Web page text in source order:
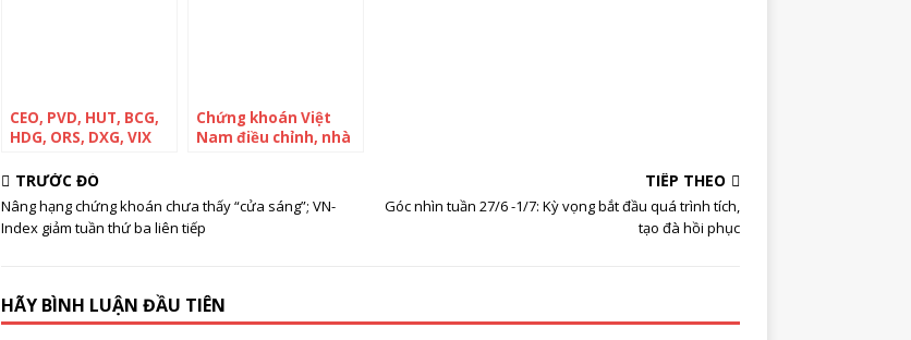
CEO, PVD, HUT, BCG,
HDG, ORS, DXG, VIX
ETF trong kỳ cơ cấu
quý 1, tỷ trọng cổ
phiếu Việt Nam tăng
lên mức kỷ lục 83,5%
Chứng khoán Việt
Nam điều chỉnh, nhà
Diamond ETF
TRƯỚC ĐÓ
Nâng hạng chứng khoán chưa thấy “cửa sáng”; VN-
Index giảm tuần thứ ba liên tiếp
TIẾP THEO
Góc nhìn tuần 27/6 -1/7: Kỳ vọng bắt đầu quá trình tích,
tạo đà hồi phục
HÃY BÌNH LUẬN ĐẦU TIÊN